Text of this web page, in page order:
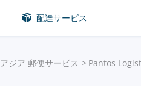
配達サービス
アジア 郵便サービス Pantos